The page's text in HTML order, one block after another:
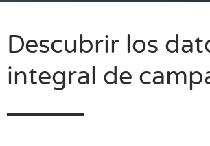
Descubrir los
integral de